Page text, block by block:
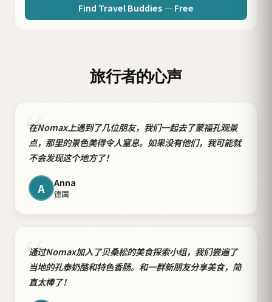
Find Travel Buddies — Free
旅行者的心声
“
在Nomax上遇到了几位朋友，我们一起去了蒙福孔观景
点，那里的景色美得令人窒息。如果没有他们，我可能就
不会发现这个地方了！
A Anna
德国
“
通过Nomax加入了贝桑松的美食探索小组，我们尝遍了
当地的孔泰奶酪和特色香肠。和一群新朋友分享美食，简
直太棒了！